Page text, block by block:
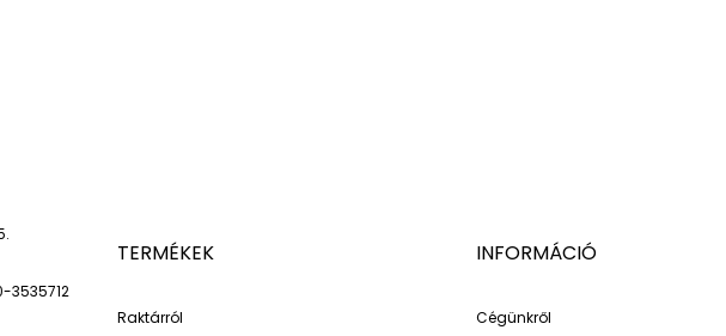
TERMÉKEK
Raktárról
INFORMÁCIÓ
Cégünkről